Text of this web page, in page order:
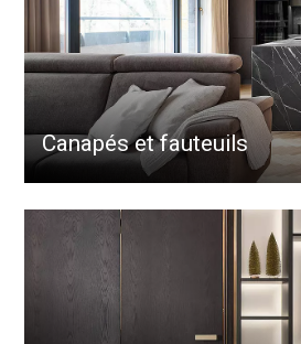
Canapés et fauteuils